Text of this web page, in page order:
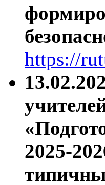
https://
2025-